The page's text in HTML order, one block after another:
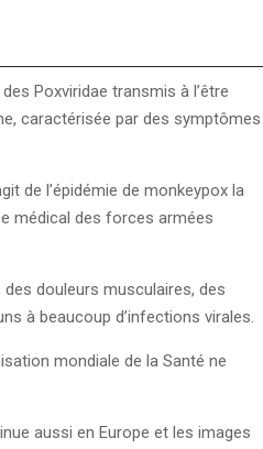
Poxviridae transmis à l’être
caractérisée par des symptômes
de l’épidémie de monkeypox la
médical des forces armées
douleurs musculaires, des
à beaucoup d’infections virales.
mondiale de la Santé ne
aussi en Europe et les images